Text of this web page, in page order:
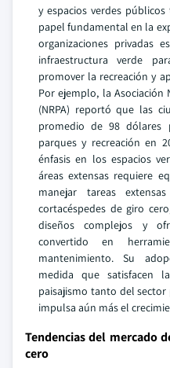
y espacios verdes
papel fundamental en la
organizaciones privadas
infraestructura verde
promover la recreación y
Por ejemplo, la Asociación
(NRPA) reportó que las
promedio de 98 dólares
parques y recreación en
énfasis en los espacios
áreas extensas requiere
manejar tareas
cortacéspedes de giro
diseños complejos y
convertido en
mantenimiento. Su
medida que satisfacen
paisajismo tanto del
impulsa aún más el
Tendencias del mercado
cero